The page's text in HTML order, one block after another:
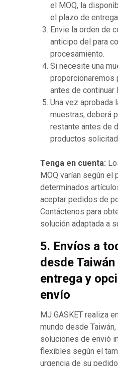
el MOQ, la
el plazo de
Envie la orden de
anticipo del para
procesamiento.
Si necesite una
proporcionaremos
antes de continuar
Una vez aprobada
muestras, deberá
restante antes de
productos
Tenga en cuenta:
MOQ varían según el
determinados
aceptar pedidos de
Contáctenos para
solución adaptada a
5. Envíos a
desde
entrega y
envío
MJ GASKET realiza
mundo desde
soluciones de envió
flexibles según el
urgencia de su